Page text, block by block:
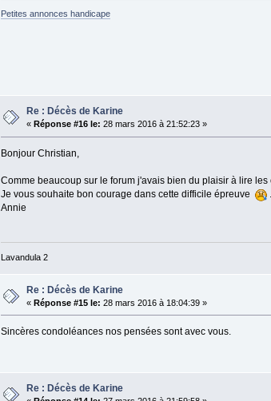
Petites annonces handicape
Re : Décès de Karine
« Réponse #16 le: 28 mars 2016 à 21:52:23 »
Bonjour Christian,
Comme beaucoup sur le forum j'avais bien du plaisir à lire
Je vous souhaite bon courage dans cette difficile épreuve
.
Annie
Lavandula 2
Re : Décès de Karine
« Réponse #15 le: 28 mars 2016 à 18:04:39 »
Sincères condoléances nos pensées sont avec vous.
Re : Décès de Karine